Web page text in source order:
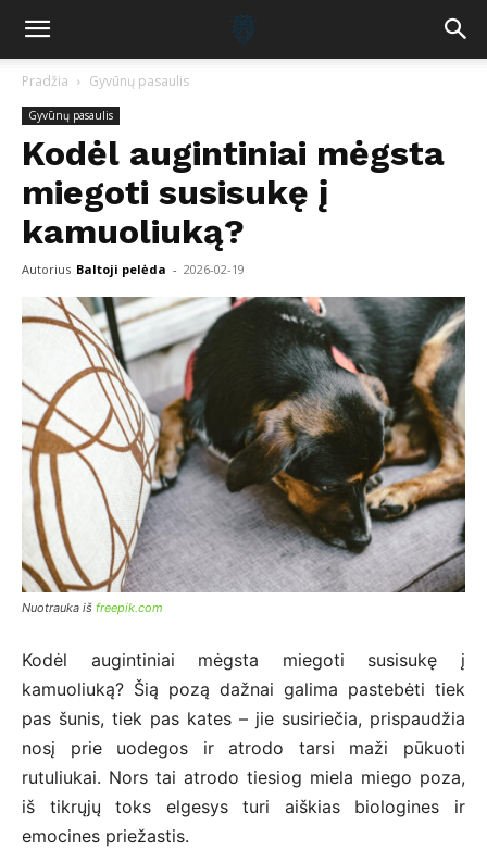
Pradžia Gyvūnų pasaulis
Gyvūnų pasaulis
Kodėl augintiniai mėgsta
miegoti susisukę į
kamuoliuką?
Autorius Baltoji pelėda - 2026-02-19
Nuotrauka iš freepik.com
Kodėl augintiniai mėgsta miegoti susisukę į
kamuoliuką? Šią pozą dažnai galima pastebėti tiek
pas šunis, tiek pas kates – jie susiriečia, prispaudžia
nosį prie uodegos ir atrodo tarsi maži pūkuoti
rutuliukai. Nors tai atrodo tiesiog miela miego poza,
iš tikrųjų toks elgesys turi aiškias biologines ir
emocines priežastis.